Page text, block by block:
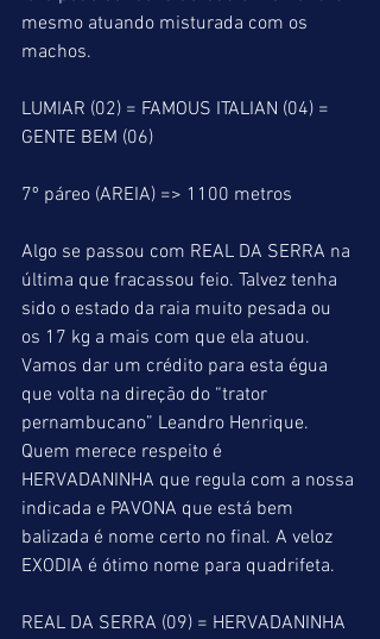
mesmo atuando misturada com os
machos.
LUMIAR (02) = FAMOUS ITALIAN (04) =
GENTE BEM (06)
7º páreo (AREIA) => 1100 metros
Algo se passou com REAL DA SERRA na
última que fracassou feio. Talvez tenha
sido o estado da raia muito pesada ou
os 17 kg a mais com que ela atuou.
Vamos dar um crédito para esta égua
que volta na direção do “trator
pernambucano” Leandro Henrique.
Quem merece respeito é
HERVADANINHA que regula com a nossa
indicada e PAVONA que está bem
balizada é nome certo no final. A veloz
EXODIA é ótimo nome para quadrifeta.
REAL DA SERRA (09) = HERVADANINHA